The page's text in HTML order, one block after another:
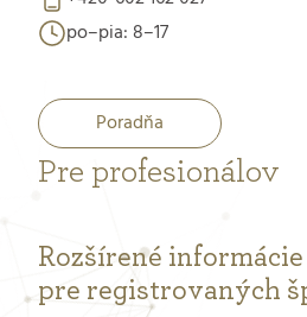
po–pia: 8–17
Poradňa
Pre profesionálov
Rozšírené
pre registrovaných